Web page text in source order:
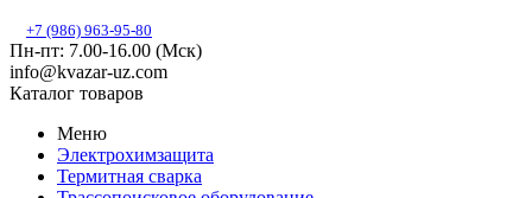
+7 (986) 963-95-80
Пн-пт: 7.00-16.00 (Мск)
info@kvazar-uz.com
Каталог товаров
Меню
Электрохимзащита
Термитная сварка